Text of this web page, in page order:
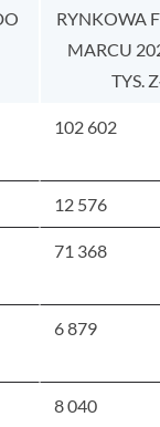
RYNKOWA
MARCU
TYS.
102 602
12 576
71 368
6 879
8 040